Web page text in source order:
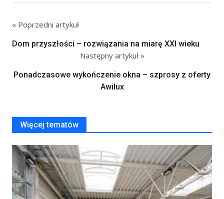
« Poprzedni artykuł
Dom przyszłości – rozwiązania na miarę XXI wieku
Następny artykuł »
Ponadczasowe wykończenie okna – szprosy z oferty
Awilux
Więcej tematów